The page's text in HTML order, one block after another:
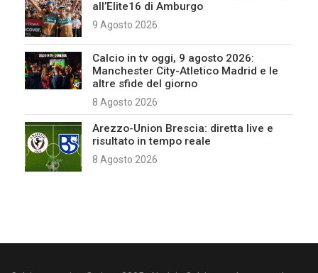
all’Elite16 di Amburgo
9 Agosto 2026
Calcio in tv oggi, 9 agosto 2026:
Manchester City-Atletico Madrid e le
altre sfide del giorno
8 Agosto 2026
Arezzo-Union Brescia: diretta live e
risultato in tempo reale
8 Agosto 2026